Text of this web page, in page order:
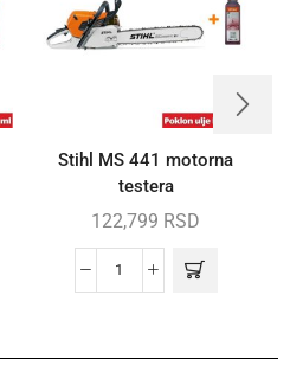
Stihl MS 441 motorna
testera
122,799 RSD